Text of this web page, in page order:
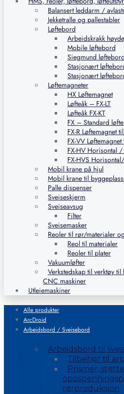
Balansert leddarm /
Jekketralle og pallestabler
Løftebord
Arbeidskrakk
Mobile løftebord
Siegmund
Stasjonært
Stasjonært
Løftemagneter
HX Løftemagnet
Løfteåk – FX-LT
Løfteåk FX-KT
FX – Standard
FX-R Løftemagnet
FX-VV
FX-HV Horisontal
FX-HVS
Mobil krane på hjul
Mobil krane til
Palle dispenser
Sveiseskjerm
Sveiseavsug
Filter
Sveisemasker
Reoler til rør/materialer
Reol til materialer
Reoler til plater
Vakuumløfter
Verkstedskap til verktøy
CNC maskiner
Utleiemaskiner
Alle produkter
ArcDroid
Arbeidsbord / Sveisebord
Arbeidsbord til
Tilbehør til
Prismer,
rørproduksjon